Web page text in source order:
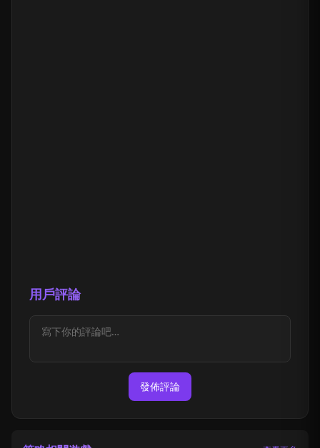
用戶評論
發佈評論